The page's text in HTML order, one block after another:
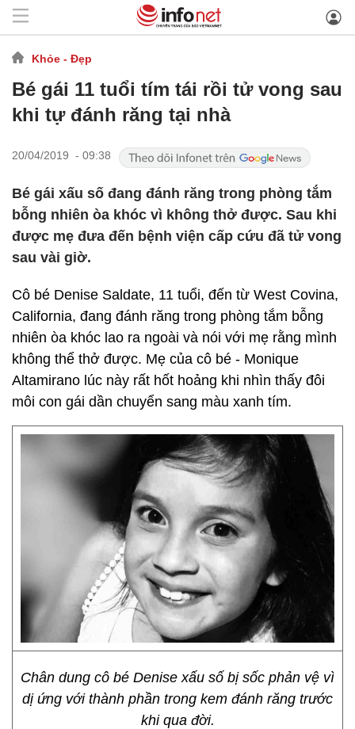
Khỏe - Đẹp
Bé gái 11 tuổi tím tái rồi tử vong sau
khi tự đánh răng tại nhà
20/04/2019 - 09:38
Bé gái xấu số đang đánh răng trong phòng tắm
bỗng nhiên òa khóc vì không thở được. Sau khi
được mẹ đưa đến bệnh viện cấp cứu đã tử vong
sau vài giờ.
Cô bé Denise Saldate, 11 tuổi, đến từ West Covina,
California, đang đánh răng trong phòng tắm bỗng
nhiên òa khóc lao ra ngoài và nói với mẹ rằng mình
không thể thở được. Mẹ của cô bé - Monique
Altamirano lúc này rất hốt hoảng khi nhìn thấy đôi
môi con gái dần chuyển sang màu xanh tím.
Chân dung cô bé Denise xấu số bị sốc phản vệ vì
dị ứng với thành phần trong kem đánh răng trước
khi qua đời.